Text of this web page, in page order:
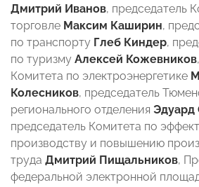
Дмитрий Иванов, председатель
торговле Максим Каширин,
по транспорту Глеб Киндер,
по туризму Алексей Кожевников
Комитета по электроэнергетике
Колесников, председатель
регионального отделения Эдуард
председатель Комитета по
производству и повышению
труда Дмитрий Пищальников,
федеральной электронной